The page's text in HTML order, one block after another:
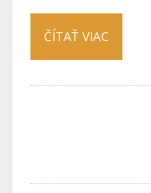
ČÍTAŤ VIAC